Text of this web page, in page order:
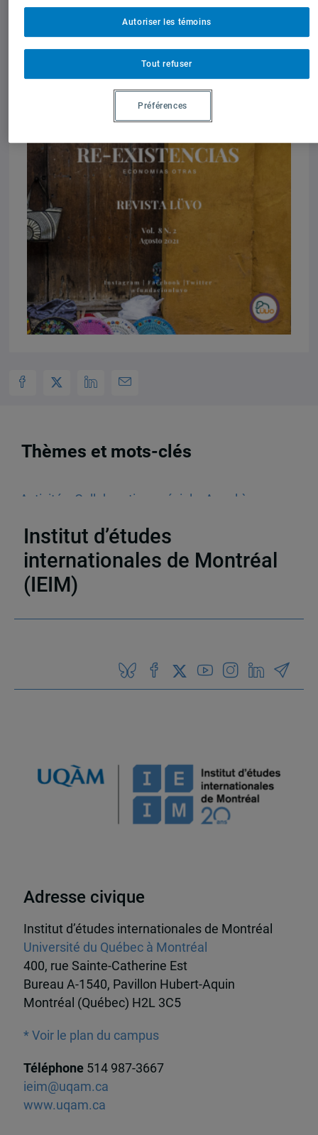
Thèmes et mots-clés
Activités Collaboration spéciale
Appel à
Institut d’études
internationales de Montréal
(IEIM)
Adresse civique
Institut d’études internationales de Montréal
Université du Québec à Montréal
400, rue Sainte-Catherine Est
Bureau A-1540, Pavillon Hubert-Aquin
Montréal (Québec) H2L 3C5
* Voir le plan du campus
Téléphone 514 987-3667
ieim@uqam.ca
www.uqam.ca
Tout refuser
Autoriser les témoins
Préférences